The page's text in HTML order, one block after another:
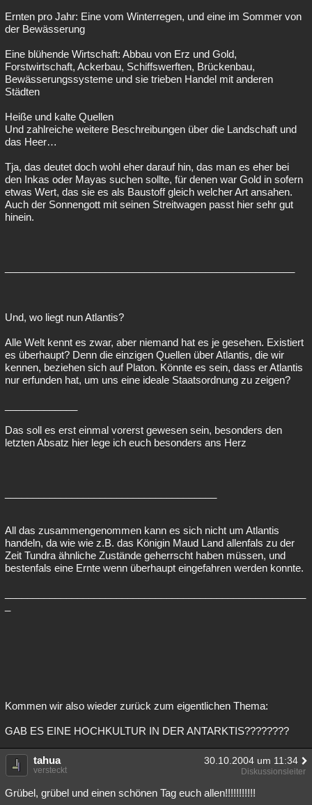
Ernten pro Jahr: Eine vom Winterregen, und eine im Sommer von
der Bewässerung
Eine blühende Wirtschaft: Abbau von Erz und Gold,
Forstwirtschaft, Ackerbau, Schiffswerften, Brückenbau,
Bewässerungssysteme und sie trieben Handel mit anderen
Städten
Heiße und kalte Quellen
Und zahlreiche weitere Beschreibungen über die Landschaft und
das Heer…
Tja, das deutet doch wohl eher darauf hin, das man es eher bei
den Inkas oder Mayas suchen sollte, für denen war Gold in sofern
etwas Wert, das sie es als Baustoff gleich welcher Art ansahen.
Auch der Sonnengott mit seinen Streitwagen passt hier sehr gut
hinein.
Und, wo liegt nun Atlantis?
Alle Welt kennt es zwar, aber niemand hat es je gesehen. Existiert
es überhaupt? Denn die einzigen Quellen über Atlantis, die wir
kennen, beziehen sich auf Platon. Könnte es sein, dass er Atlantis
nur erfunden hat, um uns eine ideale Staatsordnung zu zeigen?
Das soll es erst einmal vorerst gewesen sein, besonders den
letzten Absatz hier lege ich euch besonders ans Herz
All das zusammengenommen kann es sich nicht um Atlantis
handeln, da wie wie z.B. das Königin Maud Land allenfals zu der
Zeit Tundra ähnliche Zustände geherrscht haben müssen, und
bestenfals eine Ernte wenn überhaupt eingefahren werden konnte.
Kommen wir also wieder zurück zum eigentlichen Thema:
GAB ES EINE HOCHKULTUR IN DER ANTARKTIS????????
tahua 30.10.2004 um 11:34
versteckt Diskussionsleiter
Grübel, grübel und einen schönen Tag euch allen!!!!!!!!!!!